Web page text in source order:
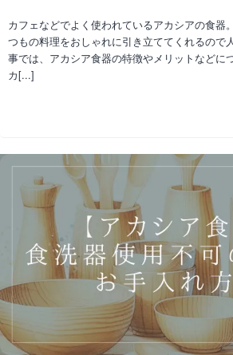
カフェなどでよく使われているアカシアの食器
つもの料理をおしゃれに引き立ててくれるので
事では、アカシア食器の特徴やメリットなどに
カ[...]